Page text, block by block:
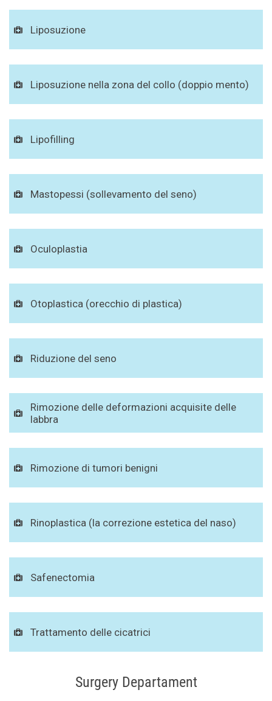
Liposuzione
Liposuzione nella zona del collo (doppio mento)
Lipofilling
Mastopessi (sollevamento del seno)
Oculoplastia
Otoplastica (orecchio di plastica)
Riduzione del seno
Rimozione delle deformazioni acquisite delle
labbra
Rimozione di tumori benigni
Rinoplastica (la correzione estetica del naso)
Safenectomia
Trattamento delle cicatrici
Surgery Departament